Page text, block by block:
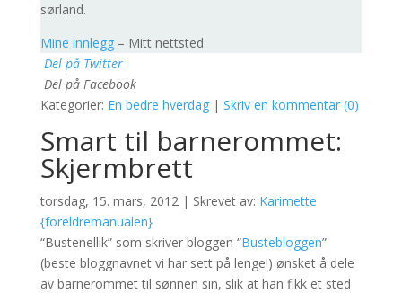
sørland.
Mine innlegg– Mitt nettsted
Del på Twitter
Del på Facebook
Kategorier: En bedre hverdag| Skriv en kommentar (0)
Smart til barnerommet:
Skjermbrett
torsdag, 15. mars, 2012 | Skrevet av: Karimette
{foreldremanualen}
“Bustenellik” som skriver bloggen “Bustebloggen”
(beste bloggnavnet vi har sett på lenge!) ønsket å dele
av barnerommet til sønnen sin, slik at han fikk et sted